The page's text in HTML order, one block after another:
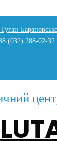
(032) 288-02-32